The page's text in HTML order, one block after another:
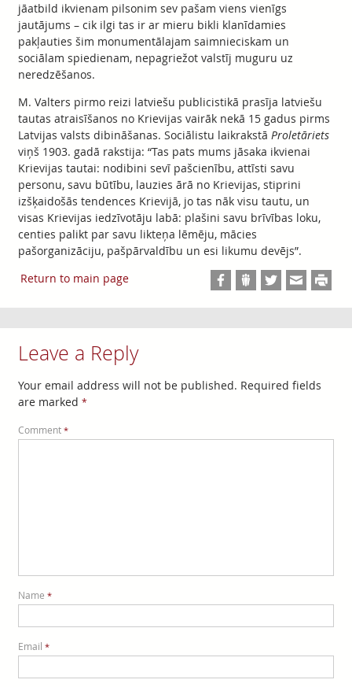
jāatbild ikvienam pilsonim sev pašam viens vienīgs
jautājums – cik ilgi tas ir ar mieru bikli klanīdamies
pakļauties šim monumentālajam saimnieciskam un
sociālam spiedienam, nepagriežot valstīj muguru uz
neredzēšanos.
M. Valters pirmo reizi latviešu publicistikā prasīja latviešu
tautas atraisīšanos no Krievijas vairāk nekā 15 gadus pirms
Latvijas valsts dibināšanas. Sociālistu laikrakstā Proletāriets
viņš 1903. gadā rakstija: “Tas pats mums jāsaka ikvienai
Krievijas tautai: nodibini sevī pašcienību, attīsti savu
personu, savu būtību, lauzies ārā no Krievijas, stiprini
izšķaidošās tendences Krievijā, jo tas nāk visu tautu, un
visas Krievijas iedzīvotāju labā: plašini savu brīvības loku,
centies palikt par savu likteņa lēmēju, mācies
pašorganizāciju, pašpārvaldību un esi likumu devējs”.
Return to main page
Leave a Reply
Your email address will not be published. Required fields
are marked *
Comment *
Name *
Email *